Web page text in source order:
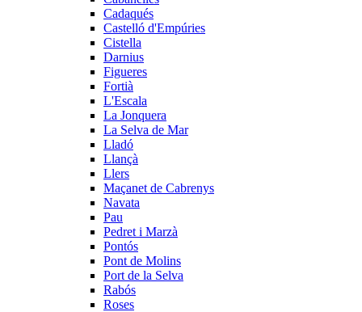
Cadaqués
Castelló d'Empúries
Cistella
Darnius
Figueres
Fortià
L'Escala
La Jonquera
La Selva de Mar
Lladó
Llançà
Llers
Maçanet de Cabrenys
Navata
Pau
Pedret i Marzà
Pontós
Pont de Molins
Port de la Selva
Rabós
Roses